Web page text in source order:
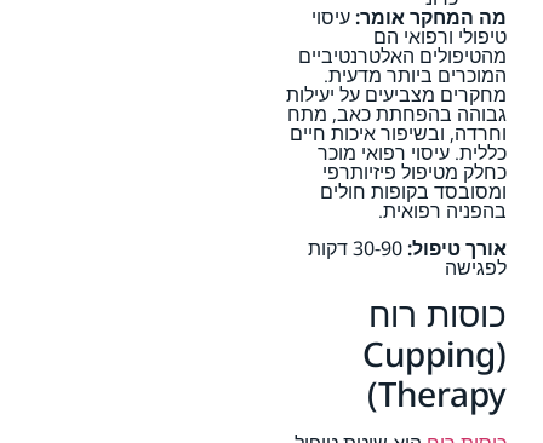
מה המחקר אומר:עיסוי
טיפולי ורפואי הם
מהטיפולים האלטרנטיביים
המוכרים ביותר מדעית.
מחקרים מצביעים על יעילות
גבוהה בהפחתת כאב, מתח
וחרדה, ובשיפור איכות חיים
כללית. עיסוי רפואי מוכר
כחלק מטיפול פיזיותרפי
ומסובסד בקופות חולים
בהפניה רפואית.
אורך טיפול:
30-90 דקות
לפגישה
כוסות רוח
(Cupping
Therapy)